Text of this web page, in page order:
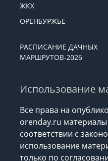
ЖКХ
ОРЕНБУРЖЬЕ
РАСПИСАНИЕ ДАЧНЫХ
МАРШРУТОВ-2026
Использование
Все права на
orenday.ru
соответствии с
использование
только по